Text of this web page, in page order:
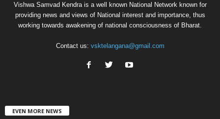
Vishwa Samvad Kendra is a well known National Network known for
providing news and views of National interest and importance, thus
working towards awakening of national consciousness of Bharat.
Contact us: vsktelangana@gmail.com
EVEN MORE NEWS